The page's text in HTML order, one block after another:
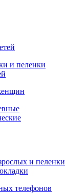
и пеленки
и пеленки
телефонов